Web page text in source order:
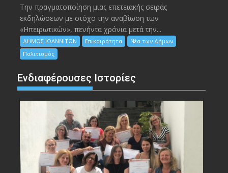
Την πραγματοποίηση μιας επετειακής σειράς
εκδηλώσεων με στόχο την αναβίωση των
«Ηπειρωτικών», πενήντα χρόνια μετά την...
ΔΗΜΟΣ ΙΩΑΝΝΙΤΩΝ Επικαιρότητα
Νέα των Δήμων
Πολιτισμός
Ενδιαφέρουσες Ιστορίες